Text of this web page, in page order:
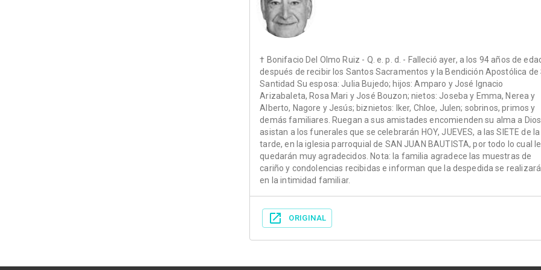
† Bonifacio Del Olmo Ruiz - Q. e. p. d. - Falleció ayer, a los 94 años de
después de recibir los Santos Sacramentos y la Bendición Apostólica de
Santidad Su esposa: Julia Bujedo; hijos: Amparo y José Ignacio
Arizabaleta, Rosa Mari y José Bouzon; nietos: Joseba y Emma, Nerea y
Alberto, Nagore y Jesús; biznietos: Iker, Chloe, Julen; sobrinos, primos y
demás familiares. Ruegan a sus amistades encomienden su alma a
asistan a los funerales que se celebrarán HOY, JUEVES, a las SIETE de la
tarde, en la iglesia parroquial de SAN JUAN BAUTISTA, por todo lo cual
quedarán muy agradecidos. Nota: la familia agradece las muestras de
cariño y condolencias recibidas e informan que la despedida se realizará
en la intimidad familiar.
ORIGINAL